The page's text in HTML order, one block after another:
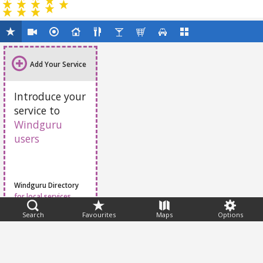
Search Favourites Maps Options
Add Your Service
Introduce your
service to
Windguru
users
Windguru Directory
for local services
Feedback